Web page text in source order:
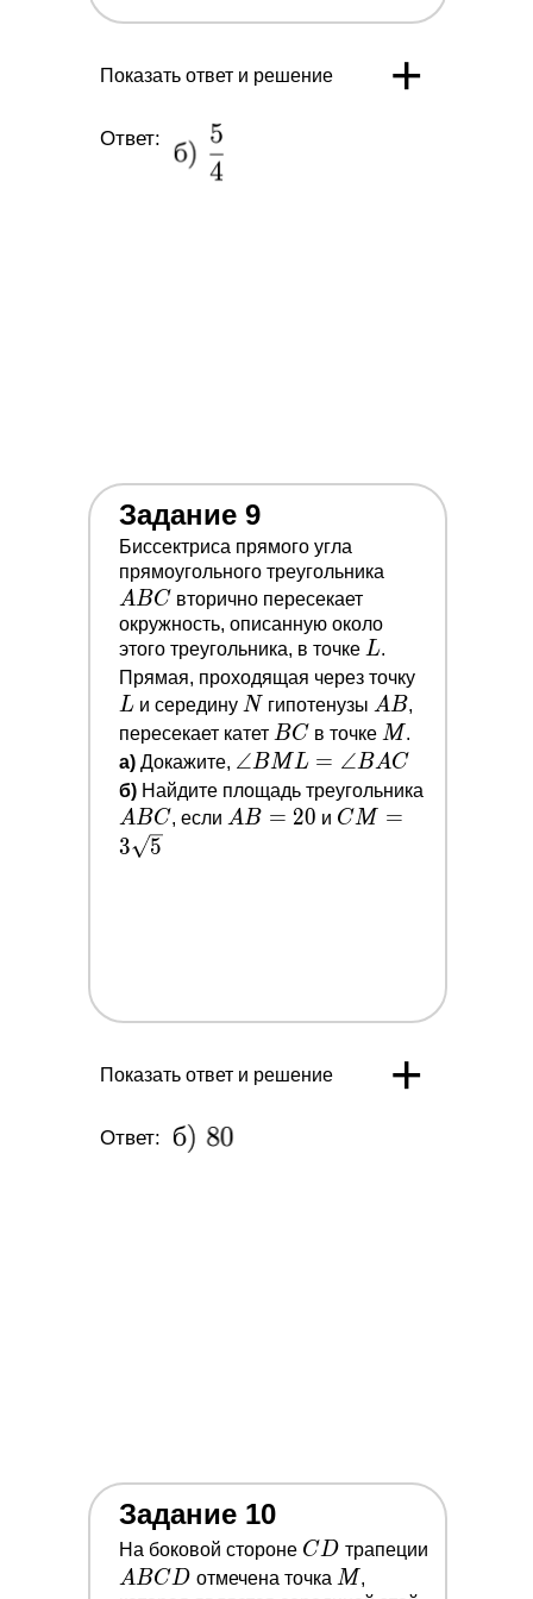
Показать ответ и решение +
Ответ:
Задание 9
Биссектриса прямого угла
прямоугольного треугольника
ABC вторично пересекает
окружность, описанную около
этого треугольника, в точке L
L.
Прямая, проходящая через точку
L и середину N
N гипотенузы A
B
AB,
пересекает катет B
C
BC в точке M
M.
a) Докажите, \angle B
M
L=\angle
∠BML = ∠BAC
б) Найдите площадь треугольника
ABC, если A
AB = 20 и C M=3
CM =
3
5
Показать ответ и решение +
Ответ:
Задание 10
На боковой стороне C
D
CD трапеции
ABCD отмечена точка M
M,